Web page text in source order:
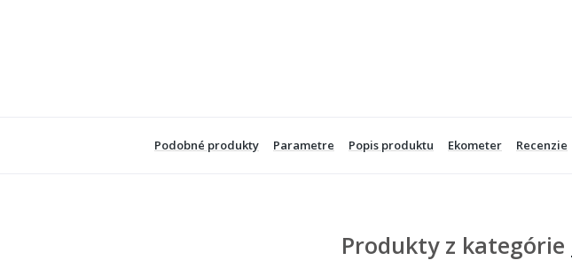
Podobné produkty Parametre Popis produktu Ekometer Recenzie
Produkty z kategórie